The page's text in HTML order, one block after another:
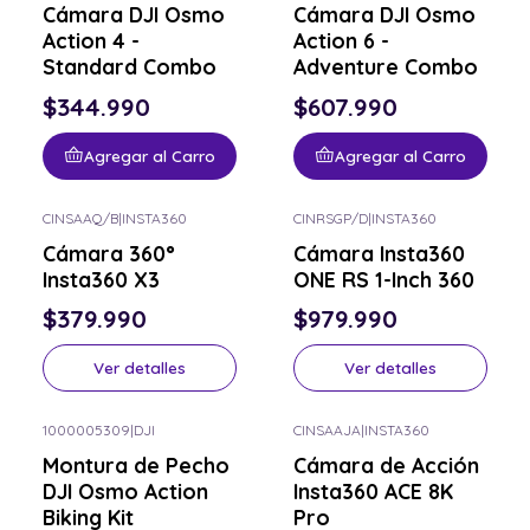
Cámara DJI Osmo
Action 4 -
Standard Combo
$344.990
Agregar al Carro
Cámara DJI Osmo
Action 6 -
Adventure Combo
$607.990
Agregar al Carro
CINSAAQ/B|INSTA360
Cámara 360°
Insta360 X3
$379.990
Ver detalles
CINRSGP/D|INSTA360
Cámara Insta360
ONE RS 1-Inch 360
$979.990
Ver detalles
1000005309|DJI
Montura de Pecho
DJI Osmo Action
Biking Kit
Consulta por el tuyo
CINSAAJA|INSTA360
Cámara de Acción
Insta360 ACE 8K
Pro